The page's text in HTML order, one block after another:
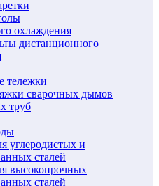
охлаждения
дистанционного
тележки
сварочных дымов
труб
углеродистых и
сталей
высокопрочных
сталей